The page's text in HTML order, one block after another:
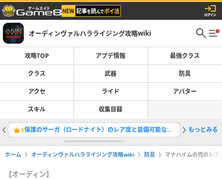
オーディンヴァルハラライジング攻略wiki
攻略TOP アプデ情報 最強クラス
クラス 武器 防具
アクセ ライド アバター
スキル 収集目録
1 保護のサーガ（ロードナイト）のレア度と装備可能なクラス 2トロー
もっとみる
ホーム オーディンヴァルハラライジング攻略wiki 防具 マナハイムの兜のレ
【オーディン】